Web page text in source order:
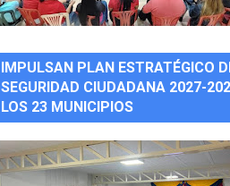
IMPULSAN PLAN ESTRATÉGICO
SEGURIDAD CIUDADANA 2027-
LOS 23 MUNICIPIOS